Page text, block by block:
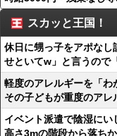
スカッと王国！
休日に甥っ子をアポな
せといてw」と言うので
軽度のアレルギーを「わ
その子どもが重度のアレ
イベント派遣で陰湿にい
高さ3mの階段から落ち